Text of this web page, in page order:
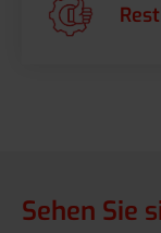
Sehen Sie